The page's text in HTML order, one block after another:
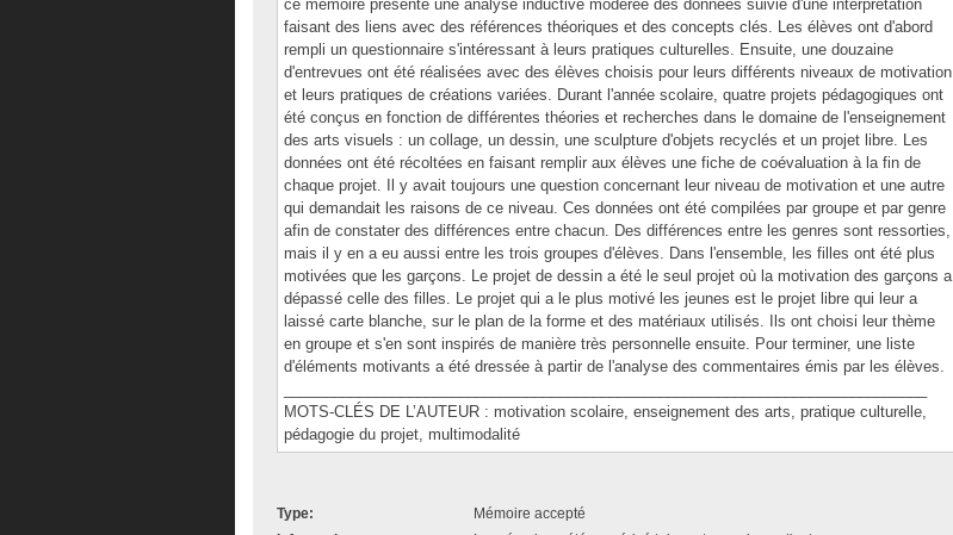
ce mémoire présente une analyse inductive modérée des données suivie d'une interprétation
faisant des liens avec des références théoriques et des concepts clés. Les élèves ont d'abord
rempli un questionnaire s'intéressant à leurs pratiques culturelles. Ensuite, une douzaine
d'entrevues ont été réalisées avec des élèves choisis pour leurs différents niveaux de motivation
et leurs pratiques de créations variées. Durant l'année scolaire, quatre projets pédagogiques ont
été conçus en fonction de différentes théories et recherches dans le domaine de l'enseignement
des arts visuels : un collage, un dessin, une sculpture d'objets recyclés et un projet libre. Les
données ont été récoltées en faisant remplir aux élèves une fiche de coévaluation à la fin de
chaque projet. Il y avait toujours une question concernant leur niveau de motivation et une autre
qui demandait les raisons de ce niveau. Ces données ont été compilées par groupe et par genre
afin de constater des différences entre chacun. Des différences entre les genres sont ressorties,
mais il y en a eu aussi entre les trois groupes d'élèves. Dans l'ensemble, les filles ont été plus
motivées que les garçons. Le projet de dessin a été le seul projet où la motivation des garçons a
dépassé celle des filles. Le projet qui a le plus motivé les jeunes est le projet libre qui leur a
laissé carte blanche, sur le plan de la forme et des matériaux utilisés. Ils ont choisi leur thème
en groupe et s'en sont inspirés de manière très personnelle ensuite. Pour terminer, une liste
d'éléments motivants a été dressée à partir de l'analyse des commentaires émis par les élèves.
MOTS-CLÉS DE L’AUTEUR : motivation scolaire, enseignement des arts, pratique culturelle,
pédagogie du projet, multimodalité
Type:
Mémoire accepté